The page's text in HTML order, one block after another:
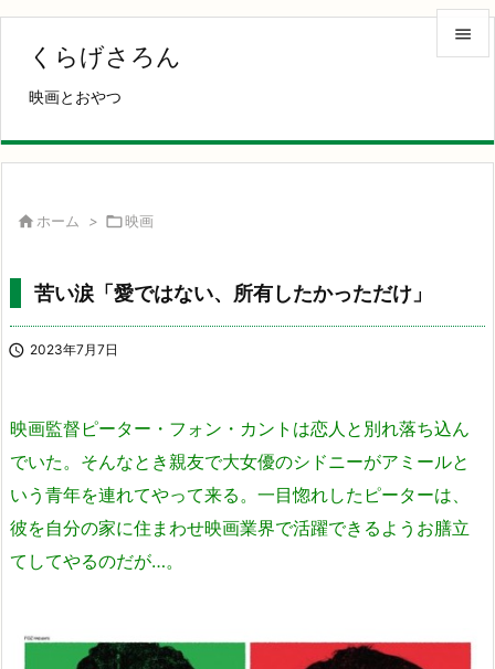
くらげさろん
映画とおやつ


サイド
検索
 ホーム > 映画
苦い涙「愛ではない、所有したかっただけ」
 2023年7月7日
映画監督ピーター・フォン・カントは恋人と別れ落ち込ん
でいた。そんなとき親友で大女優のシドニーがアミールと
いう青年を連れてやって来る。一目惚れしたピーターは、
彼を自分の家に住まわせ映画業界で活躍できるようお膳立
てしてやるのだが…。